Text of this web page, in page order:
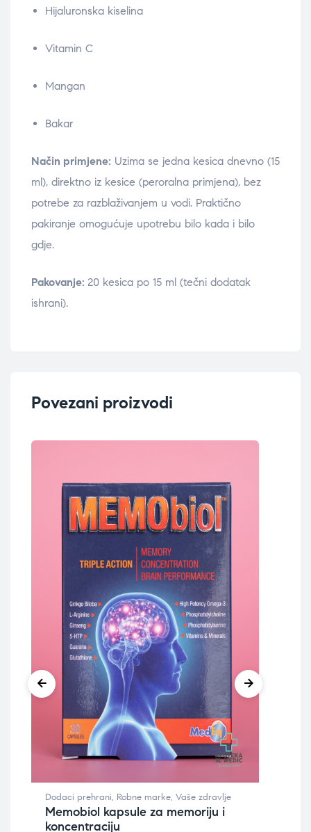
Hijaluronska kiselina
Vitamin C
Mangan
Bakar
Način primjene: Uzima se jedna kesica dnevno (15
ml), direktno iz kesice (peroralna primjena), bez
potrebe za razblaživanjem u vodi. Praktično
pakiranje omogućuje upotrebu bilo kada i bilo
gdje.
Pakovanje: 20 kesica po 15 ml (tečni dodatak
ishrani).
Povezani proizvodi
Dodaci prehrani, Robne marke, Vaše zdravlje
Memobiol kapsule za memoriju i
koncentraciju